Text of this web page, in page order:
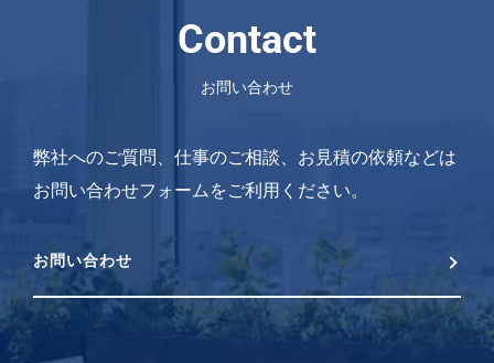
Contact
お問い合わせ
弊社へのご質問、仕事のご相談、お見積の依頼などは
お問い合わせフォームをご利用ください。
お問い合わせ